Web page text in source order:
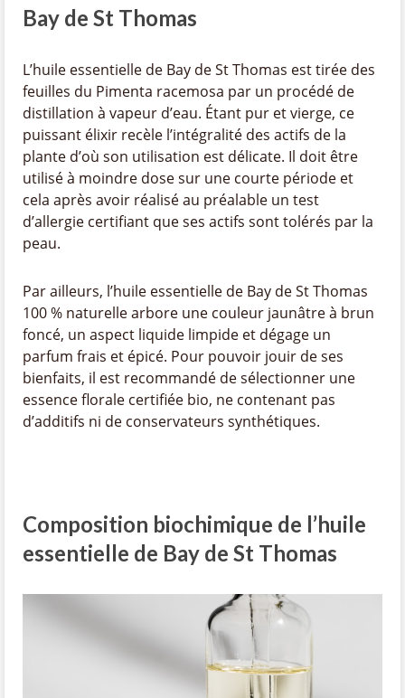
Bay de St Thomas
L’huile essentielle de Bay de St Thomas est tirée des
feuilles du Pimenta racemosa par un procédé de
distillation à vapeur d’eau. Étant pur et vierge, ce
puissant élixir recèle l’intégralité des actifs de la
plante d’où son utilisation est délicate. Il doit être
utilisé à moindre dose sur une courte période et
cela après avoir réalisé au préalable un test
d’allergie certifiant que ses actifs sont tolérés par la
peau.
Par ailleurs, l’huile essentielle de Bay de St Thomas
100 % naturelle arbore une couleur jaunâtre à brun
foncé, un aspect liquide limpide et dégage un
parfum frais et épicé. Pour pouvoir jouir de ses
bienfaits, il est recommandé de sélectionner une
essence florale certifiée bio, ne contenant pas
d’additifs ni de conservateurs synthétiques.
Composition biochimique de l’huile
essentielle de Bay de St Thomas